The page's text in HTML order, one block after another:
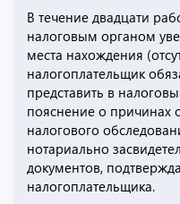
В течение двадцати
налоговым органом
места нахождения
налогоплательщик
представить в
пояснение о причинах
налогового
нотариально
документов,
налогоплательщика.